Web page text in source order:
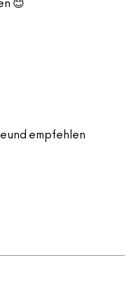
😊
empfehlen